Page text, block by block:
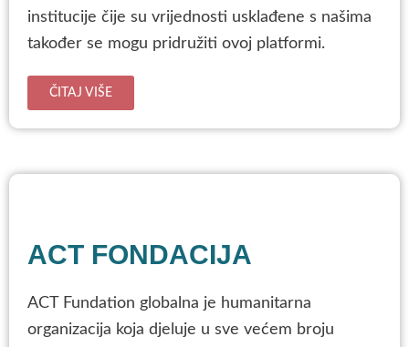
institucije čije su vrijednosti usklađene s našima
također se mogu pridružiti ovoj platformi.
ČITAJ VIŠE
ACT FONDACIJA
ACT Fundation globalna je humanitarna
organizacija koja djeluje u sve većem broju